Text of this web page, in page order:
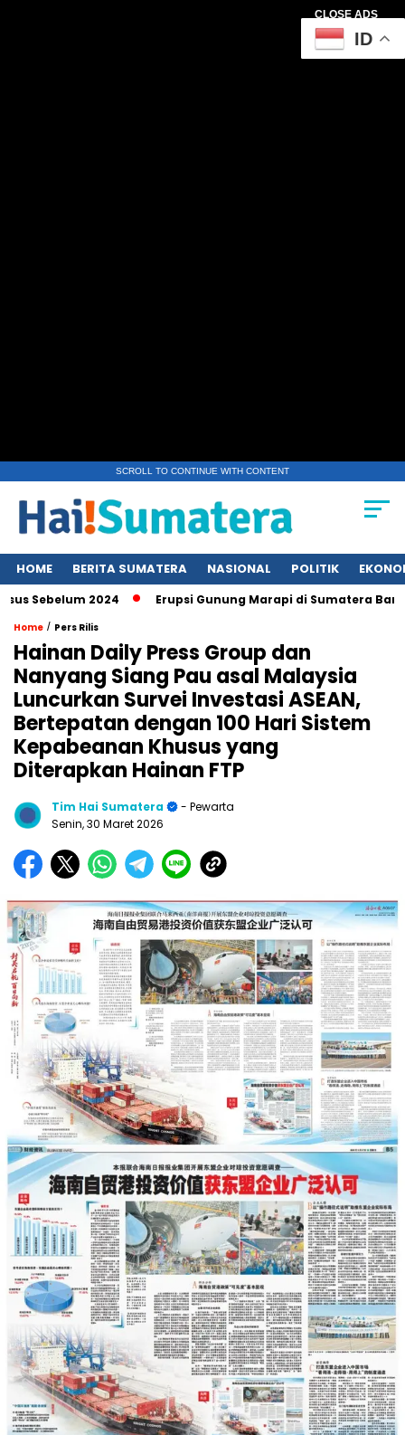
CLOSE ADS
SCROLL TO CONTINUE WITH CONTENT
HOME BERITA SUMATERA NASIONAL POLITIK
2024 Erupsi Gunung Marapi di Sumatera Barat,
Home / Pers Rilis
Hainan Daily Press Group dan
Nanyang Siang Pau asal Malaysia
Luncurkan Survei Investasi ASEAN,
Bertepatan dengan 100 Hari Sistem
Kepabeanan Khusus yang
Diterapkan Hainan FTP
Tim Hai Sumatera
- Pewarta
Senin, 30 Maret 2026
ID